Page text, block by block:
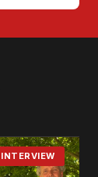
INTERVIEW